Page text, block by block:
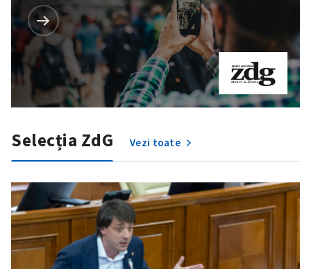
Selecția ZdG Vezi toate